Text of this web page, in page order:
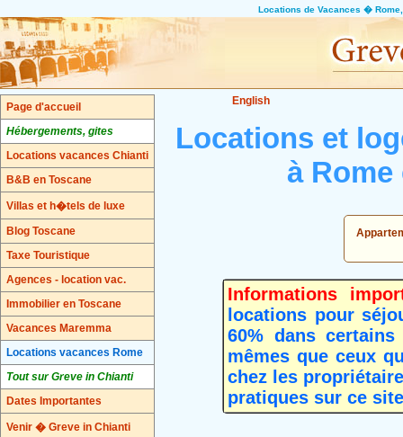
Locations de Vacances �
Page d'accueil
Hébergements, gites
Locations vacances Chianti
B&B en Toscane
Villas et h�tels de luxe
Blog Toscane
Taxe Touristique
Agences - location vac.
Immobilier en Toscane
Vacances Maremma
Locations vacances Rome
Tout sur Greve in Chianti
Dates Importantes
Venir � Greve in Chianti
English
Locations et
à
Informations
locations pour
60% dans
mêmes que ceux
chez les
pratiques sur ce